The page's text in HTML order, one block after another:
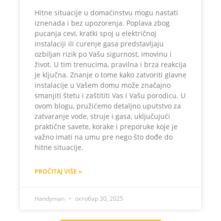
Hitne situacije u domaćinstvu mogu nastati
iznenada i bez upozorenja. Poplava zbog
pucanja cevi, kratki spoj u električnoj
instalaciji ili curenje gasa predstavljaju
ozbiljan rizik po Vašu sigurnost, imovinu i
život. U tim trenucima, pravilna i brza reakcija
je ključna. Znanje o tome kako zatvoriti glavne
instalacije u Vašem domu može značajno
smanjiti štetu i zaštititi Vas i Vašu porodicu. U
ovom blogu, pružićemo detaljno uputstvo za
zatvaranje vode, struje i gasa, uključujući
praktične savete, korake i preporuke koje je
važno imati na umu pre nego što dođe do
hitne situacije.
PROČITAJ VIŠE »
Handyman октобар 30, 2025